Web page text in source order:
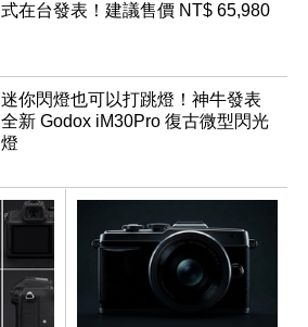
式在台發表！建議售價 NT$ 65,980
迷你閃燈也可以打跳燈！神牛發表
全新 Godox iM30Pro 復古微型閃光
燈